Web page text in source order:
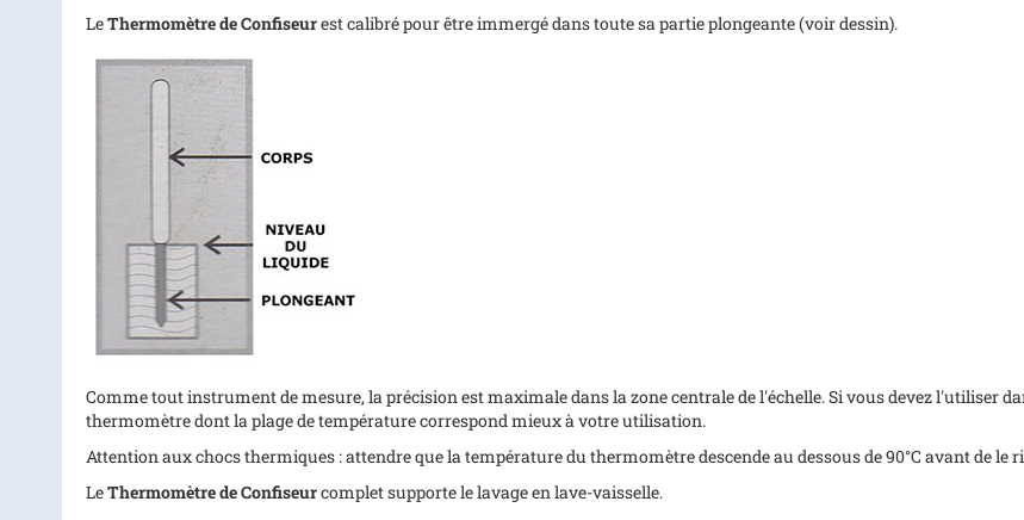
LeThermomètre de Confiseurest calibré pour être immergé dans toute sa partie plongeante (voir dessin).
Comme tout instrument de mesure, la précision est maximale dans la zone centrale de l'échelle. Si vous devez l'utiliser
thermomètre dont la plage de température correspond mieux à votre utilisation.
Attention aux chocs thermiques : attendre que la température du thermomètre descende au dessous de 90°C avant de le
LeThermomètre de Confiseurcomplet supporte le lavage en lave-vaisselle.